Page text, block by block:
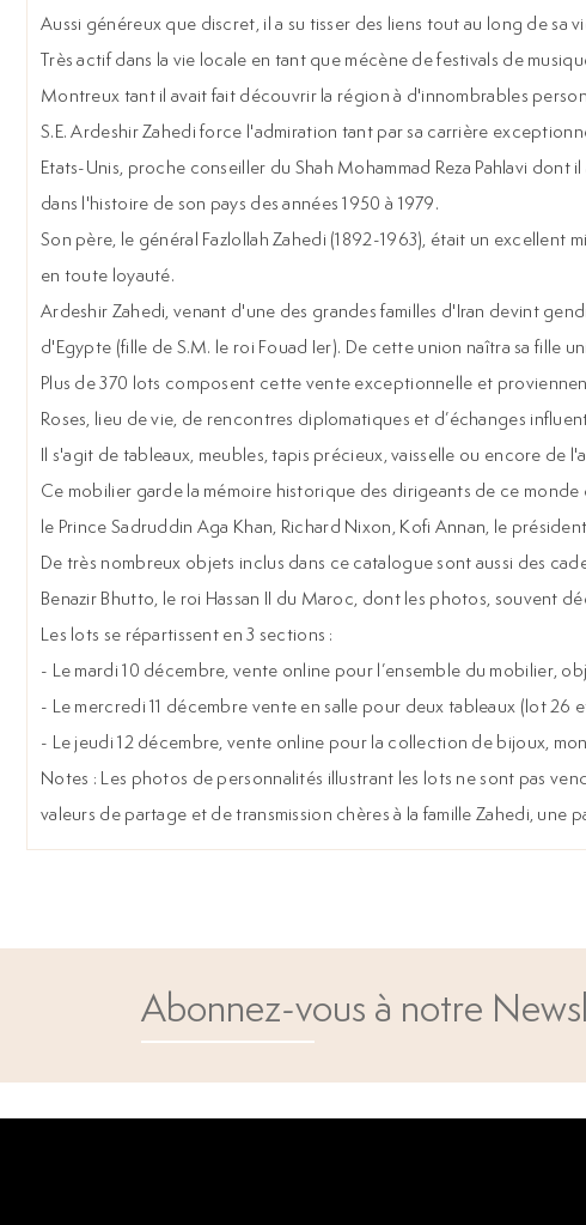
Aussi généreux que discret, il a su tisser des liens tout au long de sa
Très actif dans la vie locale en tant que mécène de festivals de
Montreux tant il avait fait découvrir la région à d'innombrables
S.E. Ardeshir Zahedi force l'admiration tant par sa carrière
Etats-Unis, proche conseiller du Shah Mohammad Reza Pahlavi
dans l'histoire de son pays des années 1950 à 1979.
Son père, le général Fazlollah Zahedi (1892-1963), était un
en toute loyauté.
Ardeshir Zahedi, venant d'une des grandes familles d'Iran devint
d'Egypte (fille de S.M. le roi Fouad Ier). De cette union naîtra sa fille
Plus de 370 lots composent cette vente exceptionnelle et
Roses, lieu de vie, de rencontres diplomatiques et d’échanges
Il s'agit de tableaux, meubles, tapis précieux, vaisselle ou encore
Ce mobilier garde la mémoire historique des dirigeants de ce
le Prince Sadruddin Aga Khan, Richard Nixon, Kofi Annan, le
De très nombreux objets inclus dans ce catalogue sont aussi des
Benazir Bhutto, le roi Hassan II du Maroc, dont les photos, souvent
Les lots se répartissent en 3 sections :
- Le mardi 10 décembre, vente online pour l’ensemble du mobilier,
- Le mercredi 11 décembre vente en salle pour deux tableaux (lot 26
- Le jeudi 12 décembre, vente online pour la collection de bijoux,
Notes : Les photos de personnalités illustrant les lots ne sont pas
valeurs de partage et de transmission chères à la famille Zahedi,
Abonnez-vous à notre